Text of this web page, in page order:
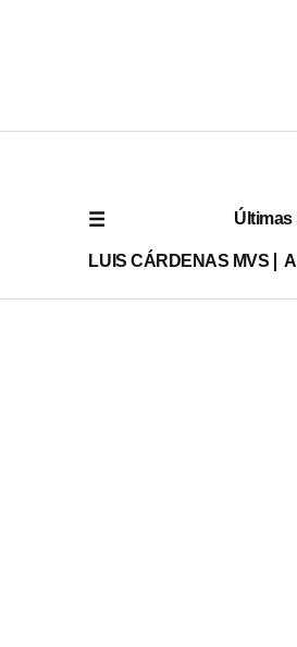
LUIS CÁRDENAS MVS